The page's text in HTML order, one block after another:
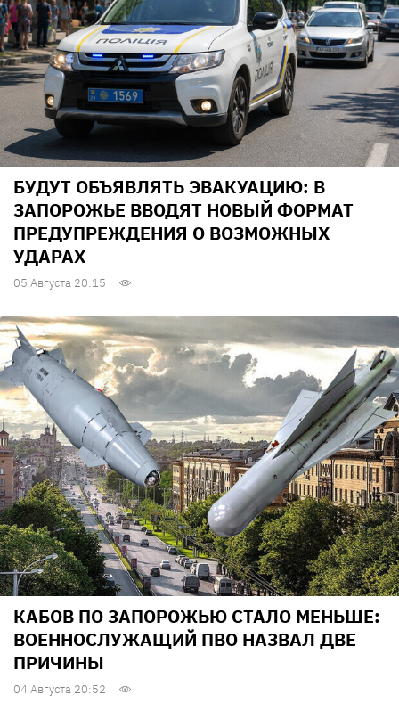
БУДУТ ОБЪЯВЛЯТЬ ЭВАКУАЦИЮ: В
ЗАПОРОЖЬЕ ВВОДЯТ НОВЫЙ ФОРМАТ
ПРЕДУПРЕЖДЕНИЯ О ВОЗМОЖНЫХ
УДАРАХ
05 Августа 20:15
КАБОВ ПО ЗАПОРОЖЬЮ СТАЛО МЕНЬШЕ:
ВОЕННОСЛУЖАЩИЙ ПВО НАЗВАЛ ДВЕ
ПРИЧИНЫ
04 Августа 20:52